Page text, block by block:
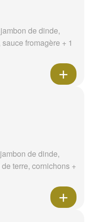
de dinde,
fromagère + 1
de dinde,
terre, cornichons +